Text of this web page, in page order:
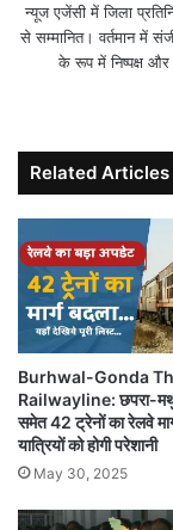
न्यूज एजेंसी में जिला
से सम्मानित। वर्तमान में
के रूप में निष्पक्ष और
Related Articles
Burhwal-Gonda
Railwayline: छपरा-
समेत 42 ट्रेनों का रेलवे
यात्रियों को होगी परेशानी
May 30, 2025